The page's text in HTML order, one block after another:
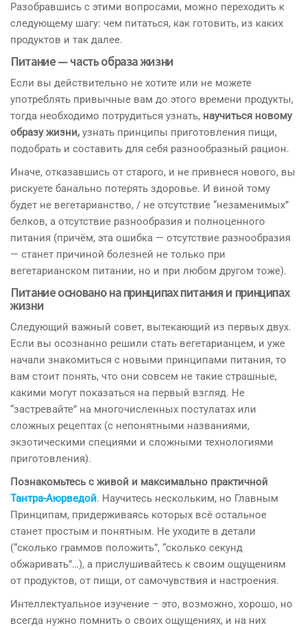
Разобравшись с этими вопросами, можно переходить к
следующему шагу: чем питаться, как готовить, из каких
продуктов и так далее.
Питание — часть образа жизни
Если вы действительно не хотите или не можете
употреблять привычные вам до этого времени продукты,
тогда необходимо потрудиться узнать, научиться новому
образу жизни, узнать принципы приготовления пищи,
подобрать и составить для себя разнообразный рацион.
Иначе, отказавшись от старого, и не привнеся нового, вы
рискуете банально потерять здоровье. И виной тому
будет не вегетарианство, / не отсутствие “незаменимых”
белков, а отсутствие разнообразия и полноценного
питания (причём, эта ошибка — отсутствие разнообразия
— станет причиной болезней не только при
вегетарианском питании, но и при любом другом тоже).
Питание основано на принципах питания и принципах
жизни
Следующий важный совет, вытекающий из первых двух.
Если вы осознанно решили стать вегетарианцем, и уже
начали знакомиться с новыми принципами питания, то
вам стоит понять, что они совсем не такие страшные,
какими могут показаться на первый взгляд. Не
“застревайте” на многочисленных постулатах или
сложных рецептах (с непонятными названиями,
экзотическими специями и сложными технологиями
приготовления).
Познакомьтесь с живой и максимально практичной
Тантра-Аюрведой. Научитесь нескольким, но Главным
Принципам, придерживаясь которых всё остальное
станет простым и понятным. Не уходите в детали
(“сколько граммов положить”, “сколько секунд
обжаривать”…), а прислушивайтесь к своим ощущениям
от продуктов, от пищи, от самочувствия и настроения.
Интеллектуальное изучение – это, возможно, хорошо, но
всегда нужно помнить о своих ощущениях, и на них